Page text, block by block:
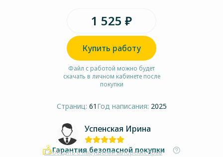
1 525 ₽
Купить работу
Файл с работой можно будет
скачать в личном кабинете после
покупки
Страниц: 61 Год написания: 2025
Успенская Ирина
Сообщить о нарушении авторских прав
Гарантия безопасной покупки